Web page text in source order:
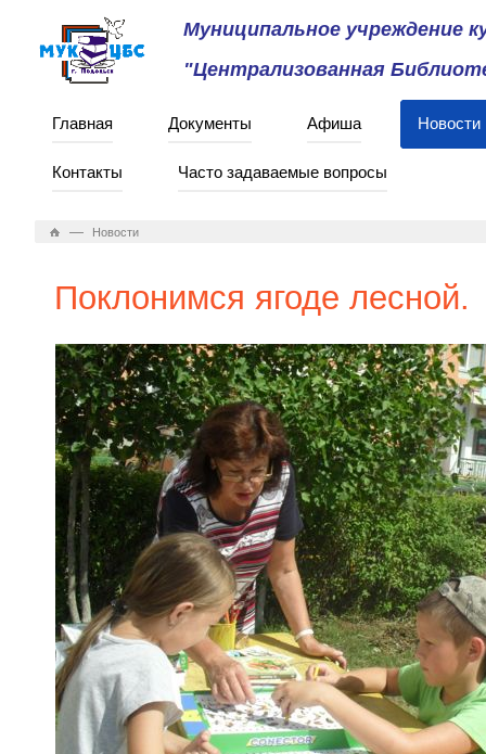
Муниципальное учреждение
"Централизованная
Главная Документы Афиша Новости
Контакты Часто задаваемые вопросы
— Новости
Поклонимся ягоде лесной.